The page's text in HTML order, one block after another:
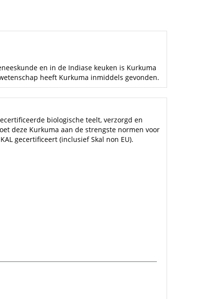
en in de Indiase keuken is Kurkuma
heeft Kurkuma inmiddels gevonden.
biologische teelt, verzorgd en
deze Kurkuma aan de strengste normen voor
gecertificeert (inclusief Skal non EU).